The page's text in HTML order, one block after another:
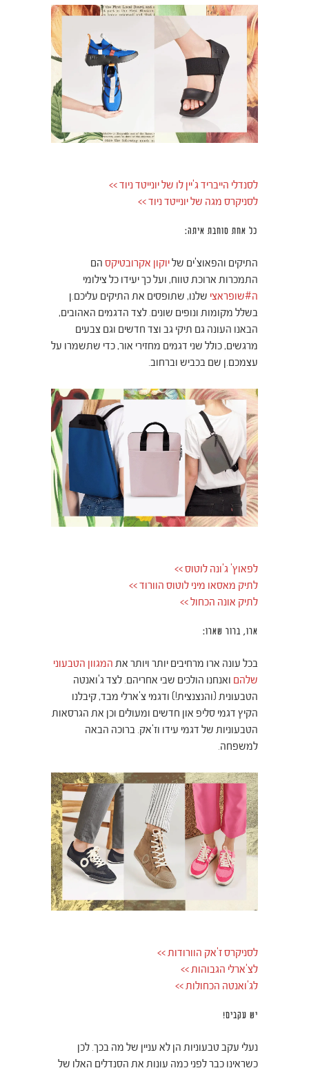
לסנדלי הייבריד ג'יין לו של יונייטד ניוד >>
לסניקרס מגה של יונייטד ניוד >>
כל אחת סוחבת איתה:
התיקים והפאוצ'ים שליוקון אקרובטיקס הם
התמכרות ארוכת טווח, ועל כך יעידו כל צילומי
ה#שופראצי שלנו, שתופסים את התיקים עליכם.ן
בשלל מקומות ונופים שונים. לצד הדגמים האהובים,
הבאנו העונה גם תיקי גב וצד חדשים וגם צבעים
מרגשים, כולל שני דגמים מחזירי אור, כדי שתשמרו על
עצמכם.ן שם בכביש וברחוב.
לפאוץ' ג'ונה לוטוס >>
לתיק מאסאו מיני לוטוס הוורוד >>
לתיק אונה הכחול >>
ארו, ברור שארו:
בכל עונה ארו מרחיבים יותר ויותר את המגוון הטבעוני
שלהם ואנחנו הולכים שבי אחריהם. לצד ג'ואנטה
הטבעונית (והנצנצית!) ודגמי צ'ארלי מבד, קיבלנו
הקיץ דגמי סליפ און חדשים ומעולים וכן את הגרסאות
הטבעוניות של דגמי עידו וז'אק. ברוכה הבאה
למשפחה.
לסניקרס ז'אק הוורודות >>
לצ'ארלי הגבוהות >>
לג'ואנטה הכחולות >>
יש עקבים!
נעלי עקב טבעוניות הן לא עניין של מה בכך. לכן
כשראינו כבר לפני כמה עונות את הסנדלים האלו של